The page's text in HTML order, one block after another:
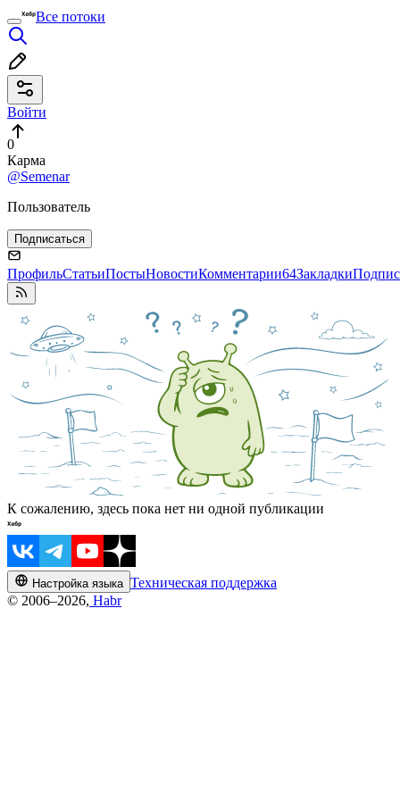
Все потоки
Войти
0
Карма
@Semenar
Пользователь
Подписаться
ПрофильСтатьиПостыНовостиКомментарии64Закладки
К сожалению, здесь пока нет ни одной публикации
Настройка языка Техническая поддержка
© 2006–2026, Habr